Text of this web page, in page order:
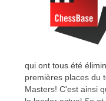
qui ont tous été
premières places du
Masters! C'est ainsi